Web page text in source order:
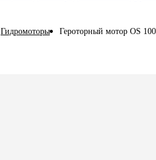
Гидромоторы Героторный мотор OS